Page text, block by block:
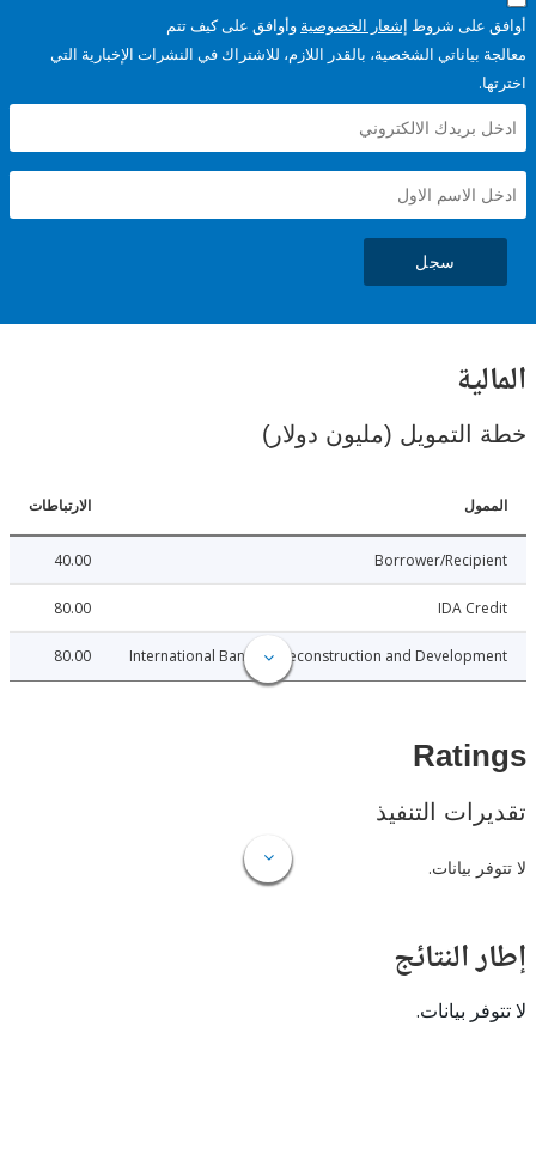
شروطإشعار الخصوصيةوأوافق على كيف تتم
الشخصية، بالقدر اللازم، للاشتراك في النشرات الإخبارية التي
(مليون دولار)
الارتباطات
Borrower/
IDA
International Bank for Reconstruction and
80.00
التنفيذ
بيانات.
بيانات.